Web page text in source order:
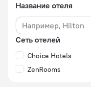
Название отеля
Сеть отелей
Choice Hotels
ZenRooms